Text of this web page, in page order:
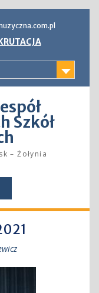
Szkół
– Żołynia